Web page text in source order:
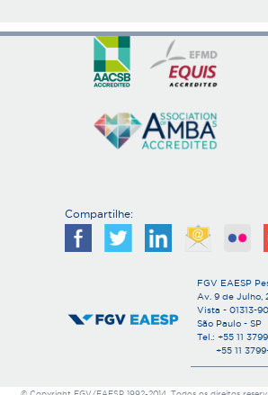
Compartilhe:
FGV EAESP
Av. 9 de Julho,
Vista - 01313-
São Paulo - SP
Tel.: +55 11
+55 11 3799-